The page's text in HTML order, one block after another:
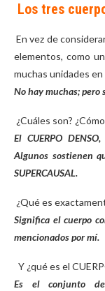
Los tres
En vez de
elementos, como
muchas unidades
No hay muchas; pero
¿Cuáles son?
El CUERPO
Algunos sostienen
SUPERCAUSAL.
¿Qué es
Significa el cuerpo
mencionados por mí.
Y ¿qué es el
Es el conjunto de